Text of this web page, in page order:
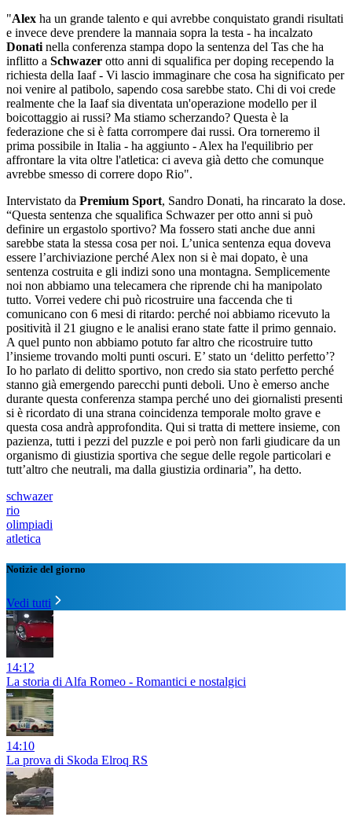
"Alex ha un grande talento e qui avrebbe conquistato grandi risultati
e invece deve prendere la mannaia sopra la testa - ha incalzato
Donati nella conferenza stampa dopo la sentenza del Tas che ha
inflitto a Schwazer otto anni di squalifica per doping recependo la
richiesta della Iaaf - Vi lascio immaginare che cosa ha significato per
noi venire al patibolo, sapendo cosa sarebbe stato. Chi di voi crede
realmente che la Iaaf sia diventata un'operazione modello per il
boicottaggio ai russi? Ma stiamo scherzando? Questa è la
federazione che si è fatta corrompere dai russi. Ora torneremo il
prima possibile in Italia - ha aggiunto - Alex ha l'equilibrio per
affrontare la vita oltre l'atletica: ci aveva già detto che comunque
avrebbe smesso di correre dopo Rio".
Intervistato da Premium Sport, Sandro Donati, ha rincarato la dose.
“Questa sentenza che squalifica Schwazer per otto anni si può
definire un ergastolo sportivo? Ma fossero stati anche due anni
sarebbe stata la stessa cosa per noi. L’unica sentenza equa doveva
essere l’archiviazione perché Alex non si è mai dopato, è una
sentenza costruita e gli indizi sono una montagna. Semplicemente
noi non abbiamo una telecamera che riprende chi ha manipolato
tutto. Vorrei vedere chi può ricostruire una faccenda che ti
comunicano con 6 mesi di ritardo: perché noi abbiamo ricevuto la
positività il 21 giugno e le analisi erano state fatte il primo gennaio.
A quel punto non abbiamo potuto far altro che ricostruire tutto
l’insieme trovando molti punti oscuri. E’ stato un ‘delitto perfetto’?
Io ho parlato di delitto sportivo, non credo sia stato perfetto perché
stanno già emergendo parecchi punti deboli. Uno è emerso anche
durante questa conferenza stampa perché uno dei giornalisti presenti
si è ricordato di una strana coincidenza temporale molto grave e
questa cosa andrà approfondita. Qui si tratta di mettere insieme, con
pazienza, tutti i pezzi del puzzle e poi però non farli giudicare da un
organismo di giustizia sportiva che segue delle regole particolari e
tutt’altro che neutrali, ma dalla giustizia ordinaria”, ha detto.
schwazer
rio
olimpiadi
atletica
Notizie del giorno
Vedi tutti
14:12
La storia di Alfa Romeo - Romantici e nostalgici
14:10
La prova di Skoda Elroq RS